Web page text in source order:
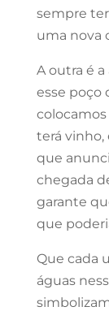
sempre
uma nova
A outra é
esse poço
colocamos
terá vinho,
que
chegada
garante
que
Que cada
águas